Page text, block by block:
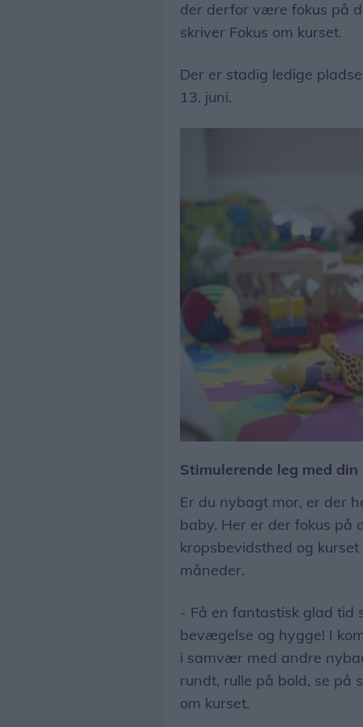
der derfor være fokus på
skriver Fokus om kurset.
Der er stadig ledige
13. juni.
Stimulerende leg med din
Er du nybagt mor, er der
baby. Her er der fokus på
kropsbevidsthed og
måneder.
- Få en fantastisk glad tid
bevægelse og hygge! I
i samvær med andre
rundt, rulle på bold, se på
om kurset.